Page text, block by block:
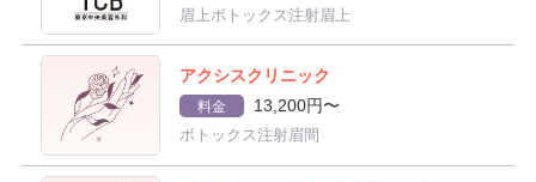
眉上ボトックス注射眉上
アクシスクリニック
料金 13,200円〜
ボトックス注射眉間